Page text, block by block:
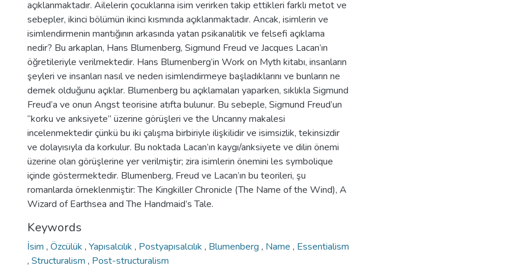
açıklanmaktadır. Ailelerin çocuklarına isim verirken takip ettikleri farklı metot ve
sebepler, ikinci bölümün ikinci kısmında açıklanmaktadır. Ancak, isimlerin ve
isimlendirmenin mantığının arkasında yatan psikanalitik ve felsefi açıklama
nedir? Bu arkaplan, Hans Blumenberg, Sigmund Freud ve Jacques Lacan’ın
öğretileriyle verilmektedir. Hans Blumenberg’in Work on Myth kitabı, insanların
şeyleri ve insanları nasıl ve neden isimlendirmeye başladıklarını ve bunların ne
demek olduğunu açıklar. Blumenberg bu açıklamaları yaparken, sıklıkla Sigmund
Freud’a ve onun Angst teorisine atıfta bulunur. Bu sebeple, Sigmund Freud’un
“korku ve anksiyete” üzerine görüşleri ve the Uncanny makalesi
incelenmektedir çünkü bu iki çalışma birbiriyle ilişkilidir ve isimsizlik, tekinsizdir
ve dolayısıyla da korkulur. Bu noktada Lacan’ın kaygı/anksiyete ve dilin önemi
üzerine olan görüşlerine yer verilmiştir; zira isimlerin önemini les symbolique
içinde göstermektedir. Blumenberg, Freud ve Lacan’ın bu teorileri, şu
romanlarda örneklenmiştir: The Kingkiller Chronicle (The Name of the Wind), A
Wizard of Earthsea and The Handmaid’s Tale.
Keywords
İsim , Özcülük , Yapısalcılık , Postyapısalcılık , Blumenberg , Name , Essentialism
, Structuralism , Post-structuralism